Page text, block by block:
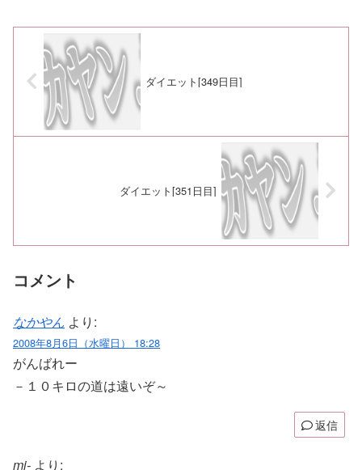
ダイエット[349日目]
ダイエット[351日目]
コメント
なかやん より:
2008年8月6日（水曜日） 18:28
がんばれー
－１０キロの道は遠いぞ～
返信
mi- より: